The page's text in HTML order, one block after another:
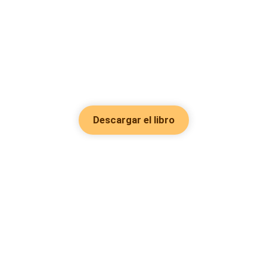
Descargar el libro